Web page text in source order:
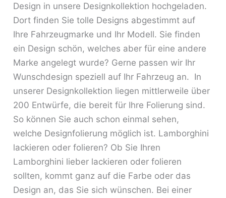
Design in unsere Designkollektion hochgeladen.
Dort finden Sie tolle Designs abgestimmt auf
Ihre Fahrzeugmarke und Ihr Modell. Sie finden
ein Design schön, welches aber für eine andere
Marke angelegt wurde? Gerne passen wir Ihr
Wunschdesign speziell auf Ihr Fahrzeug an. In
unserer Designkollektion liegen mittlerweile über
200 Entwürfe, die bereit für Ihre Folierung sind.
So können Sie auch schon einmal sehen,
welche Designfolierung möglich ist. Lamborghini
lackieren oder folieren? Ob Sie Ihren
Lamborghini lieber lackieren oder folieren
sollten, kommt ganz auf die Farbe oder das
Design an, das Sie sich wünschen. Bei einer